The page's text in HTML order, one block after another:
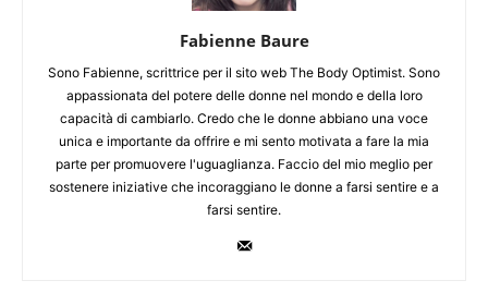
Fabienne Baure
Sono Fabienne, scrittrice per il sito web The Body Optimist. Sono
appassionata del potere delle donne nel mondo e della loro
capacità di cambiarlo. Credo che le donne abbiano una voce
unica e importante da offrire e mi sento motivata a fare la mia
parte per promuovere l'uguaglianza. Faccio del mio meglio per
sostenere iniziative che incoraggiano le donne a farsi sentire e a
farsi sentire.